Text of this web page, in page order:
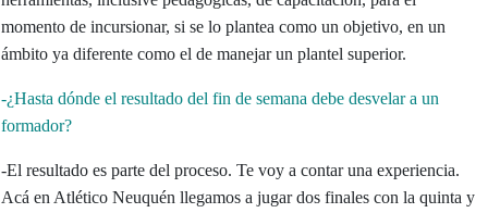
momento de incursionar, si se lo plantea como un objetivo, en un
ámbito ya diferente como el de manejar un plantel superior.
-¿Hasta dónde el resultado del fin de semana debe desvelar a un
formador?
-El resultado es parte del proceso. Te voy a contar una experiencia.
Acá en Atlético Neuquén llegamos a jugar dos finales con la quinta y